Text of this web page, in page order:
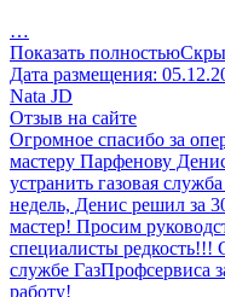
…
Показать полностью
Дата размещения:
Nata JD
Отзыв на сайте
Огромное спасибо за
мастеру Парфенову
устранить газовая
недель, Денис решил за
мастер! Просим
специалисты редкость!!!
службе ГазПрофсервиса
работу!